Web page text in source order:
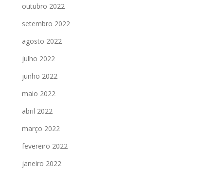
outubro 2022
setembro 2022
agosto 2022
julho 2022
junho 2022
maio 2022
abril 2022
março 2022
fevereiro 2022
janeiro 2022